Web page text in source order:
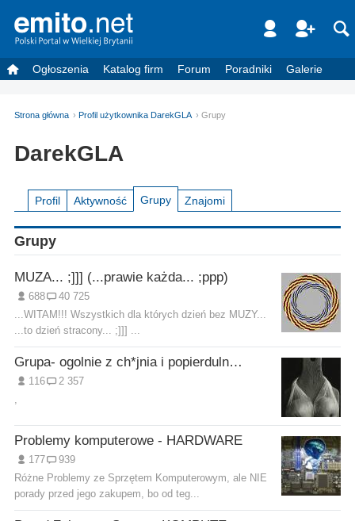
Ogłoszenia Katalog firm Forum Poradniki Galerie
Strona główna Profil użytkownika DarekGLA Grupy
DarekGLA
Profil Aktywność Grupy Znajomi
Grupy
MUZA... ;]]] (...prawie każda... ;ppp)
688
40 725
...WITAM!!! Wszystkich dla których dzień bez MUZY...
...to dzień stracony... ;]]] ...
Grupa- ogolnie z ch*jnia i popierdulnia;
116
2 357
,
Problemy komputerowe - HARDWARE
177
939
Różne Problemy ze Sprzętem Komputerowym, ale NIE
porady przed jego zakupem, bo od teg...